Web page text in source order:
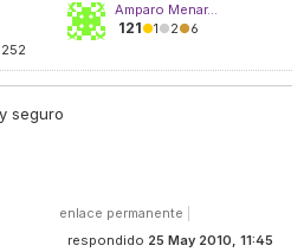
Amparo Menar...
121●1●2●6
seguro
enlace permanente
respondido 25 May 2010, 11:45